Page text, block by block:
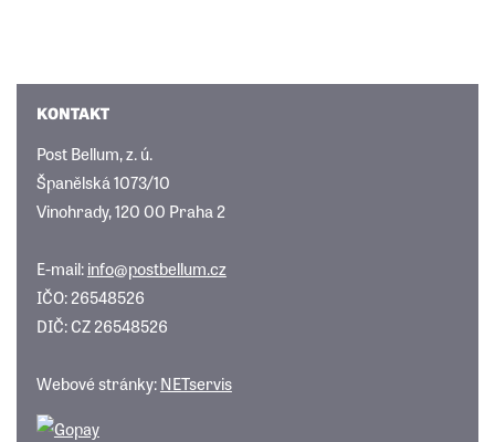
KONTAKT
Post Bellum, z. ú.
Španělská 1073/10
Vinohrady, 120 00 Praha 2
E-mail:info@postbellum.cz
IČO: 26548526
DIČ: CZ 26548526
Webové stránky:NETservis